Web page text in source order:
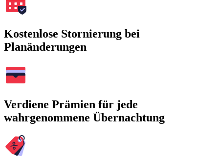
Kostenlose Stornierung bei
Planänderungen
Verdiene Prämien für jede
wahrgenommene Übernachtung